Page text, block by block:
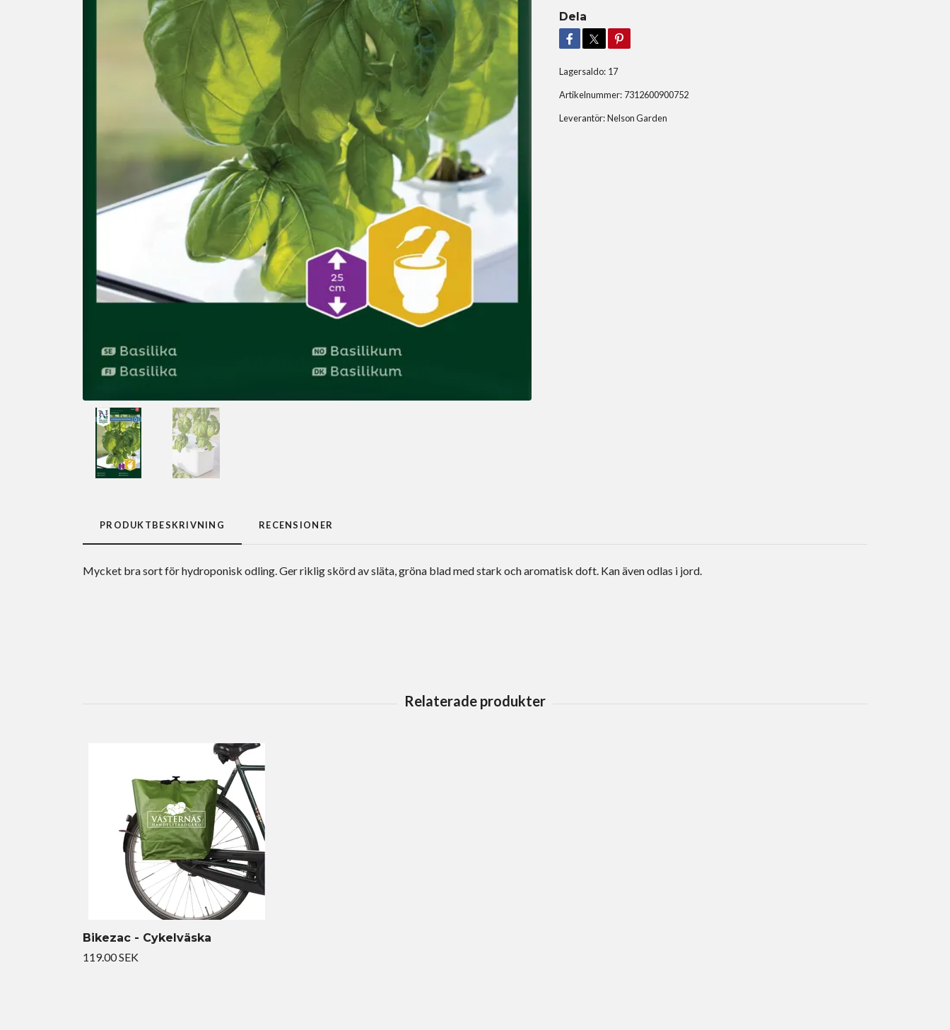
Dela
Lagersaldo: 17
Artikelnummer: 7312600900752
Leverantör:Nelson Garden
PRODUKTBESKRIVNING RECENSIONER
Mycket bra sort för hydroponisk odling. Ger riklig skörd av släta, gröna blad med stark och aromatisk doft. Kan även odlas i jord.
Bikezac - Cykelväska
119.00 SEK